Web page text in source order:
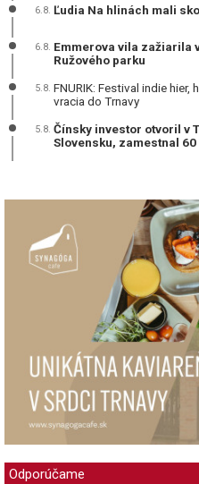
6.8. Ľudia Na hlinách mali
6.8. Emmerova vila zažiarila
Ružového parku
5.8. FNURIK: Festival indie hier,
vracia do Trnavy
5.8. Čínsky investor otvoril v
Slovensku, zamestnal
Odporúčame